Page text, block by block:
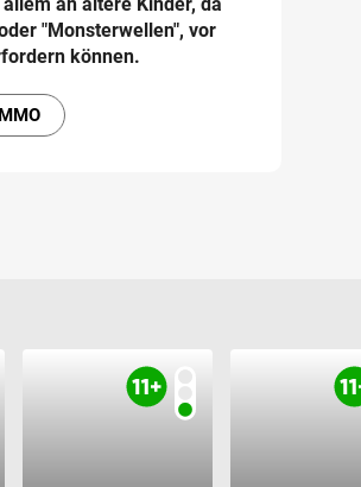
"Monsterwellen", vor
können.